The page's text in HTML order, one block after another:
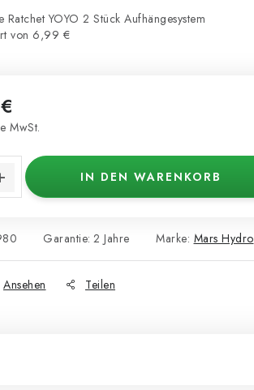
Ratchet YOYO 2 Stück Aufhängesystem
von 6,99 €
MwSt.
IN DEN WARENKORB
Marke: Mars Hydro
Garantie: 2 Jahre
Ansehen Teilen